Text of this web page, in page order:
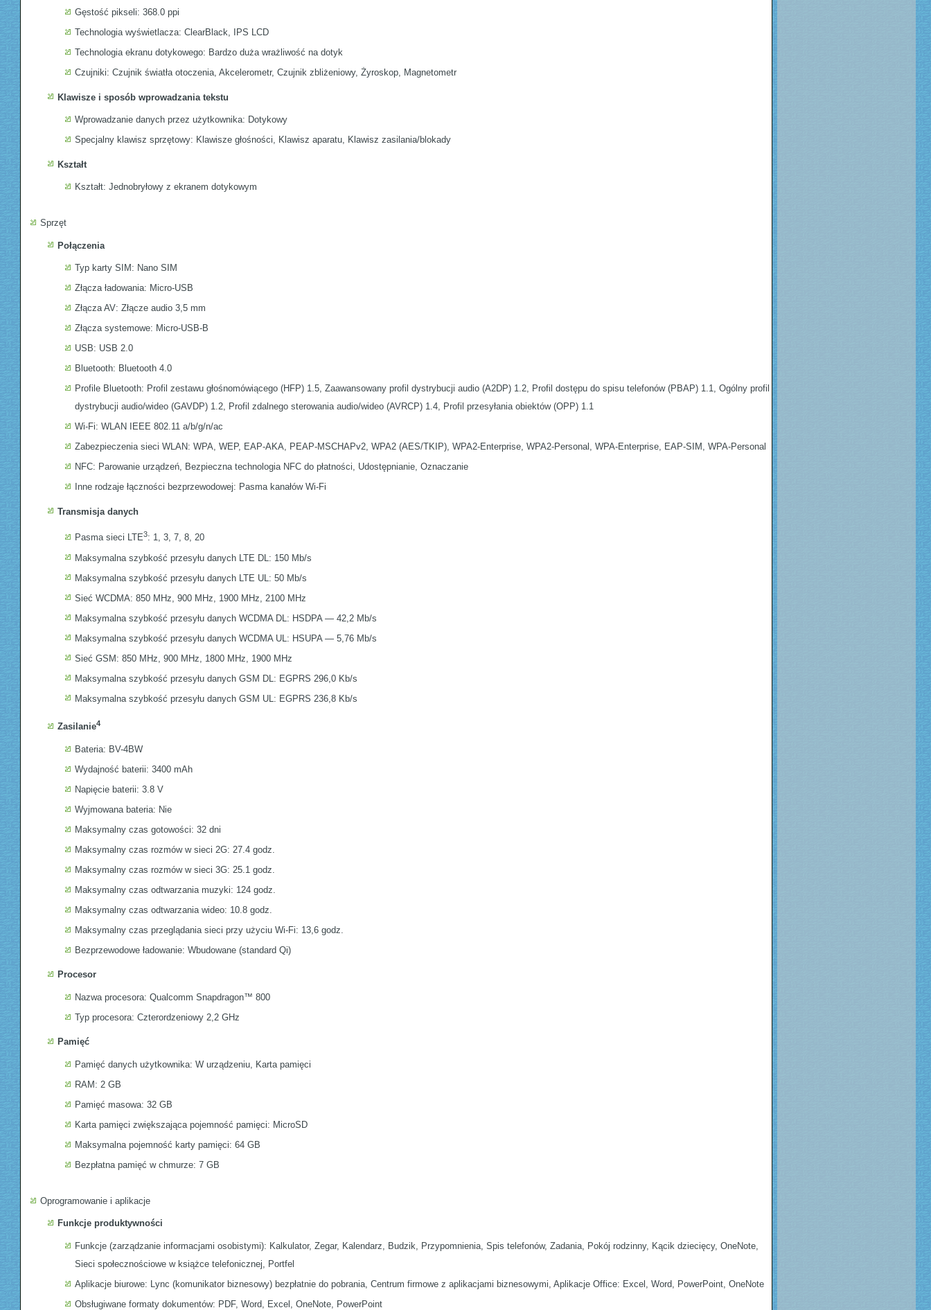
Gęstość pikseli: 368.0 ppi
Technologia wyświetlacza: ClearBlack, IPS LCD
Technologia ekranu dotykowego: Bardzo duża wrażliwość na dotyk
Czujniki: Czujnik światła otoczenia, Akcelerometr, Czujnik zbliżeniowy, Żyroskop, Magnetometr
Klawisze i sposób wprowadzania tekstu
Wprowadzanie danych przez użytkownika: Dotykowy
Specjalny klawisz sprzętowy: Klawisze głośności, Klawisz aparatu, Klawisz zasilania/blokady
Kształt
Kształt: Jednobryłowy z ekranem dotykowym
Sprzęt
Połączenia
Typ karty SIM: Nano SIM
Złącza ładowania: Micro-USB
Złącza AV: Złącze audio 3,5 mm
Złącza systemowe: Micro-USB-B
USB: USB 2.0
Bluetooth: Bluetooth 4.0
Profile Bluetooth: Profil zestawu głośnomówiącego (HFP) 1.5, Zaawansowany profil dystrybucji audio (A2DP) 1.2, Profil dostępu do spisu telefonów (PBAP) 1.1, Ogólny profil
dystrybucji audio/wideo (GAVDP) 1.2, Profil zdalnego sterowania audio/wideo (AVRCP) 1.4, Profil przesyłania obiektów (OPP) 1.1
Wi-Fi: WLAN IEEE 802.11 a/b/g/n/ac
Zabezpieczenia sieci WLAN: WPA, WEP, EAP-AKA, PEAP-MSCHAPv2, WPA2 (AES/TKIP), WPA2-Enterprise, WPA2-Personal, WPA-Enterprise, EAP-SIM, WPA-Personal
NFC: Parowanie urządzeń, Bezpieczna technologia NFC do płatności, Udostępnianie, Oznaczanie
Inne rodzaje łączności bezprzewodowej: Pasma kanałów Wi-Fi
Transmisja danych
Pasma sieci LTE3: 1, 3, 7, 8, 20
Maksymalna szybkość przesyłu danych LTE DL: 150 Mb/s
Maksymalna szybkość przesyłu danych LTE UL: 50 Mb/s
Sieć WCDMA: 850 MHz, 900 MHz, 1900 MHz, 2100 MHz
Maksymalna szybkość przesyłu danych WCDMA DL: HSDPA — 42,2 Mb/s
Maksymalna szybkość przesyłu danych WCDMA UL: HSUPA — 5,76 Mb/s
Sieć GSM: 850 MHz, 900 MHz, 1800 MHz, 1900 MHz
Maksymalna szybkość przesyłu danych GSM DL: EGPRS 296,0 Kb/s
Maksymalna szybkość przesyłu danych GSM UL: EGPRS 236,8 Kb/s
Zasilanie4
Bateria: BV-4BW
Wydajność baterii: 3400 mAh
Napięcie baterii: 3.8 V
Wyjmowana bateria: Nie
Maksymalny czas gotowości: 32 dni
Maksymalny czas rozmów w sieci 2G: 27.4 godz.
Maksymalny czas rozmów w sieci 3G: 25.1 godz.
Maksymalny czas odtwarzania muzyki: 124 godz.
Maksymalny czas odtwarzania wideo: 10.8 godz.
Maksymalny czas przeglądania sieci przy użyciu Wi-Fi: 13,6 godz.
Bezprzewodowe ładowanie: Wbudowane (standard Qi)
Procesor
Nazwa procesora: Qualcomm Snapdragon™ 800
Typ procesora: Czterordzeniowy 2,2 GHz
Pamięć
Pamięć danych użytkownika: W urządzeniu, Karta pamięci
RAM: 2 GB
Pamięć masowa: 32 GB
Karta pamięci zwiększająca pojemność pamięci: MicroSD
Maksymalna pojemność karty pamięci: 64 GB
Bezpłatna pamięć w chmurze: 7 GB
Oprogramowanie i aplikacje
Funkcje produktywności
Funkcje (zarządzanie informacjami osobistymi): Kalkulator, Zegar, Kalendarz, Budzik, Przypomnienia, Spis telefonów, Zadania, Pokój rodzinny, Kącik dziecięcy, OneNote,
Sieci społecznościowe w książce telefonicznej, Portfel
Aplikacje biurowe: Lync (komunikator biznesowy) bezpłatnie do pobrania, Centrum firmowe z aplikacjami biznesowymi, Aplikacje Office: Excel, Word, PowerPoint, OneNote
Obsługiwane formaty dokumentów: PDF, Word, Excel, OneNote, PowerPoint